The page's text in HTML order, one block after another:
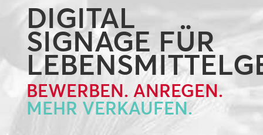
DIGITAL
SIGNAGE FÜR
BEWERBEN. ANREGEN.
MEHR VERKAUFEN.